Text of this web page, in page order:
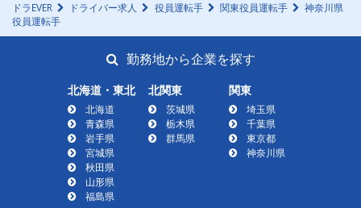
ドラEVER ドライバー求人 役員運転手 関東役員運転手
神奈川県
役員運転手
勤務地から企業を探す
北海道・東北
北海道
青森県
岩手県
宮城県
秋田県
山形県
福島県
北関東
茨城県
栃木県
群馬県
関東
埼玉県
千葉県
東京都
神奈川県